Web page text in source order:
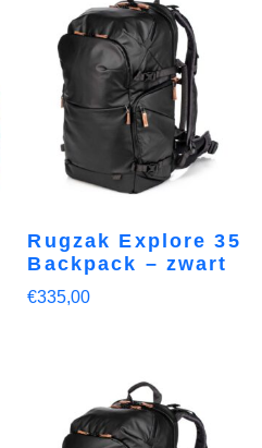
Rugzak Explore 35
Backpack – zwart
€335,00